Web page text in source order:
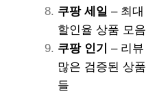
쿠팡 세일 – 최대
할인율 상품 모음
쿠팡 인기
– 리뷰
많은 검증된 상품
들